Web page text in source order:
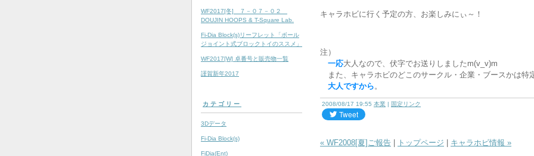
WF2017[冬] ７－０７－０２
DOUJIN HOOPS & T-Square Lab.
Fi-Dia Block(s)リーフレット「ボール
ジョイント式ブロックトイのススメ」
WF2017[W] 卓番号と販売物一覧
謹賀新年2017
カテゴリー
3Dデータ
Fi-Dia Block(s)
FiDia(Ent)
キャラホビに行く予定の方、お楽しみにぃ～！
注）
一応大人なので、伏字でお送りしましたm(v_v)m
また、キャラホビのどこのサークル・企業・ブースかは特
大人ですから。
2008/08/17 19:55 本業 | 固定リンク
« WF2008[夏]ご報告 トップページ
キャラホビ情報 »